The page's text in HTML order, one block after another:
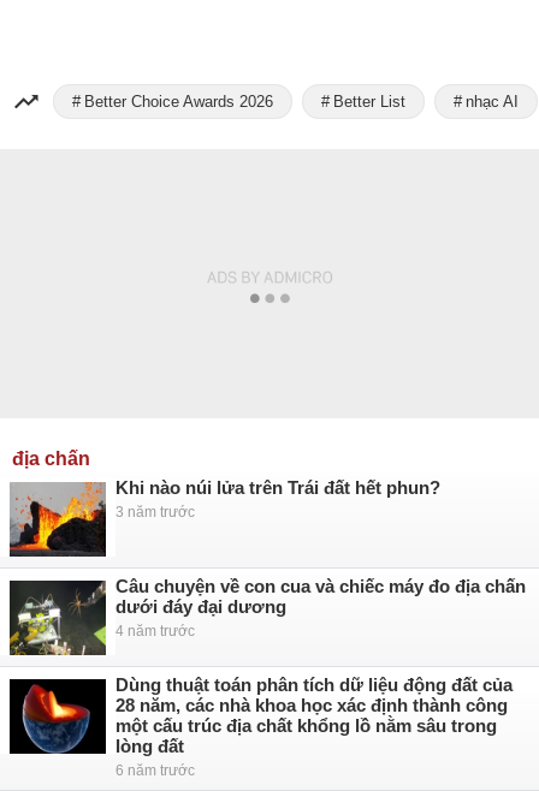
Better Choice Awards 2026 Better List nhạc AI
địa chấn
Khi nào núi lửa trên Trái đất hết phun?
3 năm trước
Câu chuyện về con cua và chiếc máy đo địa chấn
dưới đáy đại dương
4 năm trước
Dùng thuật toán phân tích dữ liệu động đất của
28 năm, các nhà khoa học xác định thành công
một cấu trúc địa chất khổng lồ nằm sâu trong
lòng đất
6 năm trước